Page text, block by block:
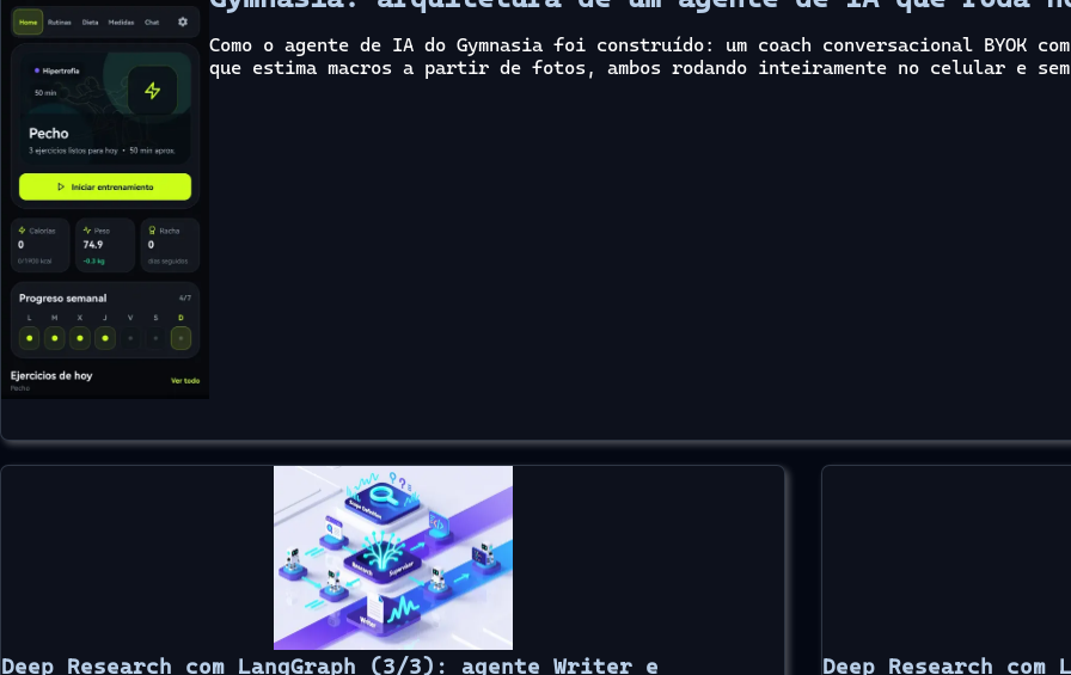
Como o agente de IA do Gymnasia foi construído: um coach conversacional BYOK
que estima macros a partir de fotos, ambos rodando inteiramente no celular e
Deep Research com LangGraph (3/3): agente Writer e Deep Research